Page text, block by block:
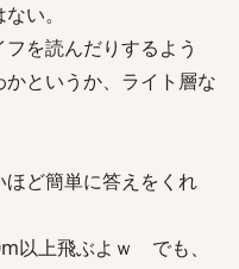
い。
を読んだりするよう
というか、ライト層な
ど簡単に答えをくれ
以上飛ぶよｗ でも、